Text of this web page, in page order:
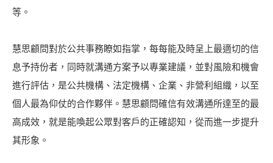
等。
慧思顧問對於公共事務瞭如指掌，每每能及時呈上最適切的信
息予持份者，同時就溝通方案予以專業建議，並對風險和機會
進行評估，是公共機構、法定機構、企業、非營利組織，以至
個人最為仰仗的合作夥伴。慧思顧問確信有效溝通所達至的最
高成效，就是能喚起公眾對客戶的正確認知，從而進一步提升
其形象。